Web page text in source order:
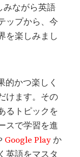
みながら英語
ップから、今
を楽しみまし
的かつ楽しく
けます。その
るトピックを
スで学習を進
Google Playか
英語をマスタ